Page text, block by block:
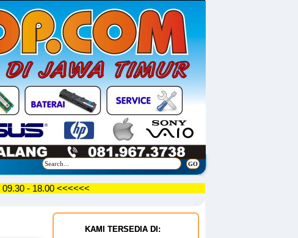
09.30 - 18.00 <<<<<<
KAMI TERSEDIA DI: